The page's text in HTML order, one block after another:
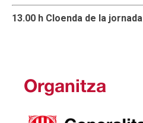
13.00 h Cloenda de la jornada
Organitza